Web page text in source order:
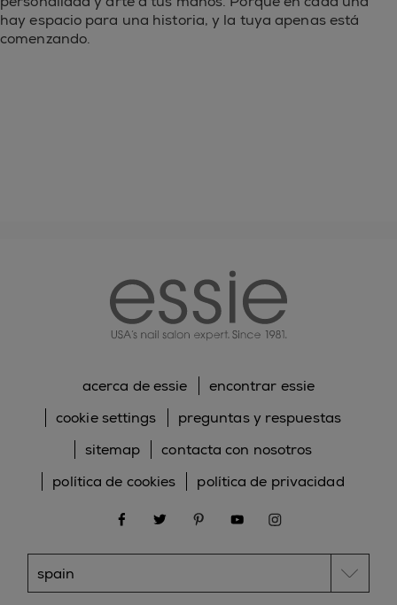
hay espacio para una historia, y la tuya apenas está
comenzando.
acerca de essie
encontrar essie
cookie settings
preguntas y respuestas
sitemap
contacta con nosotros
política de cookies
política de privacidad
facebooktwitter pinterestyoutubeinstagram